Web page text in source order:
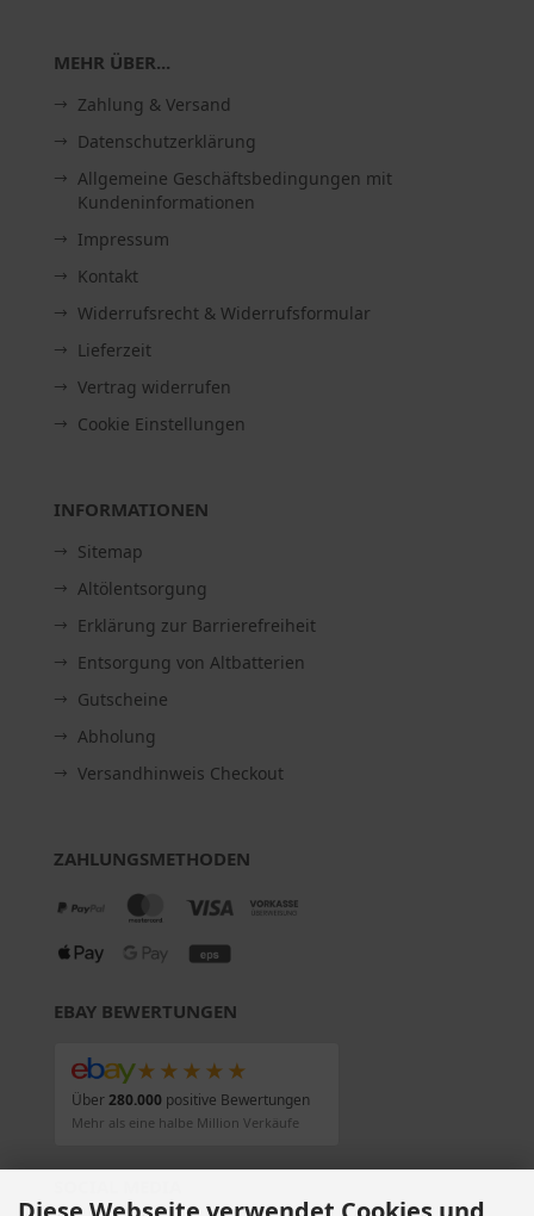
MEHR ÜBER...
Zahlung & Versand
Datenschutzerklärung
Allgemeine Geschäftsbedingungen mit
Kundeninformationen
Impressum
Kontakt
Widerrufsrecht & Widerrufsformular
Lieferzeit
Vertrag widerrufen
Cookie Einstellungen
INFORMATIONEN
Sitemap
Altölentsorgung
Erklärung zur Barrierefreiheit
Entsorgung von Altbatterien
Gutscheine
Abholung
Versandhinweis Checkout
ZAHLUNGSMETHODEN
EBAY BEWERTUNGEN
★★★★★
Über280.000positive Bewertungen
Mehr als eine halbe Million Verkäufe